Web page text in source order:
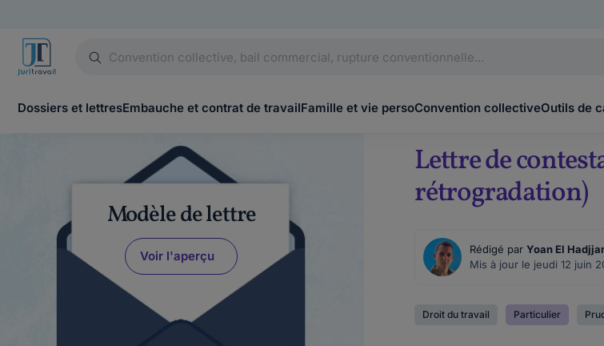
Dossiers et lettresEmbauche et contrat de travailFamille et vie persoConvention collectiveOutils de
Modèle de lettre
Voir l'aperçu
Lettre de
rétrogradation)
Rédigé parYoan El
Mis à jour le jeudi 12 juin
Droit du travail Particulier